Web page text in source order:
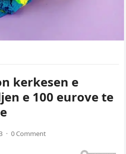
kerkesen e
e 100 eurove te
· 0 Comment